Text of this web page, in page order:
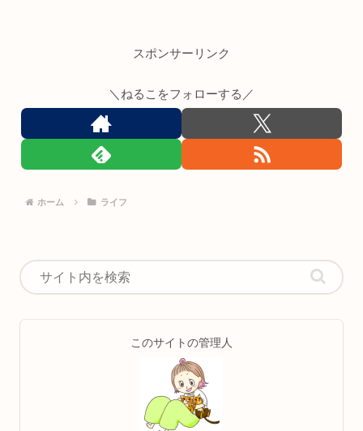
スポンサーリンク
＼ねるこをフォローする／
ホーム ライフ
このサイトの管理人